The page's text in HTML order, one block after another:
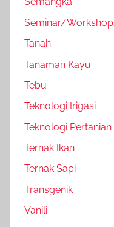
Seminar/Workshop
Tanah
Tanaman Kayu
Tebu
Teknologi Irigasi
Teknologi Pertanian
Ternak Ikan
Ternak Sapi
Transgenik
Vanili